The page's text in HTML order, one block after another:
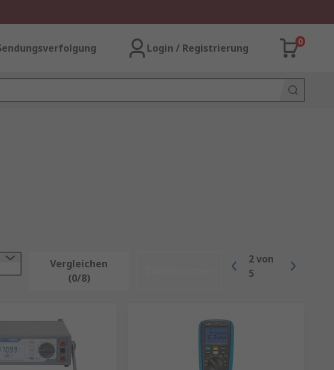
Login / Registrierung
0
Vergleichen
(0/8)
2von
5